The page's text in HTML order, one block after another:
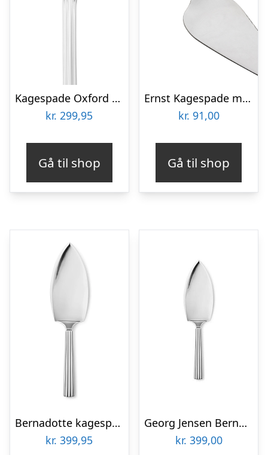
Kagespade Oxford 25,7 cm Blankt Stål
kr. 299,95
Gå til shop
Ernst Kagespade metal/mørkt træ
kr. 91,00
Gå til shop
Bernadotte kagespade – rustfrit stål
kr. 399,95
Georg Jensen Bernadotte kagespade : Erling Christensen Møbler
kr. 399,00